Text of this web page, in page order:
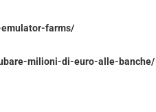
farms/
milioni-di-euro-alle-banche/